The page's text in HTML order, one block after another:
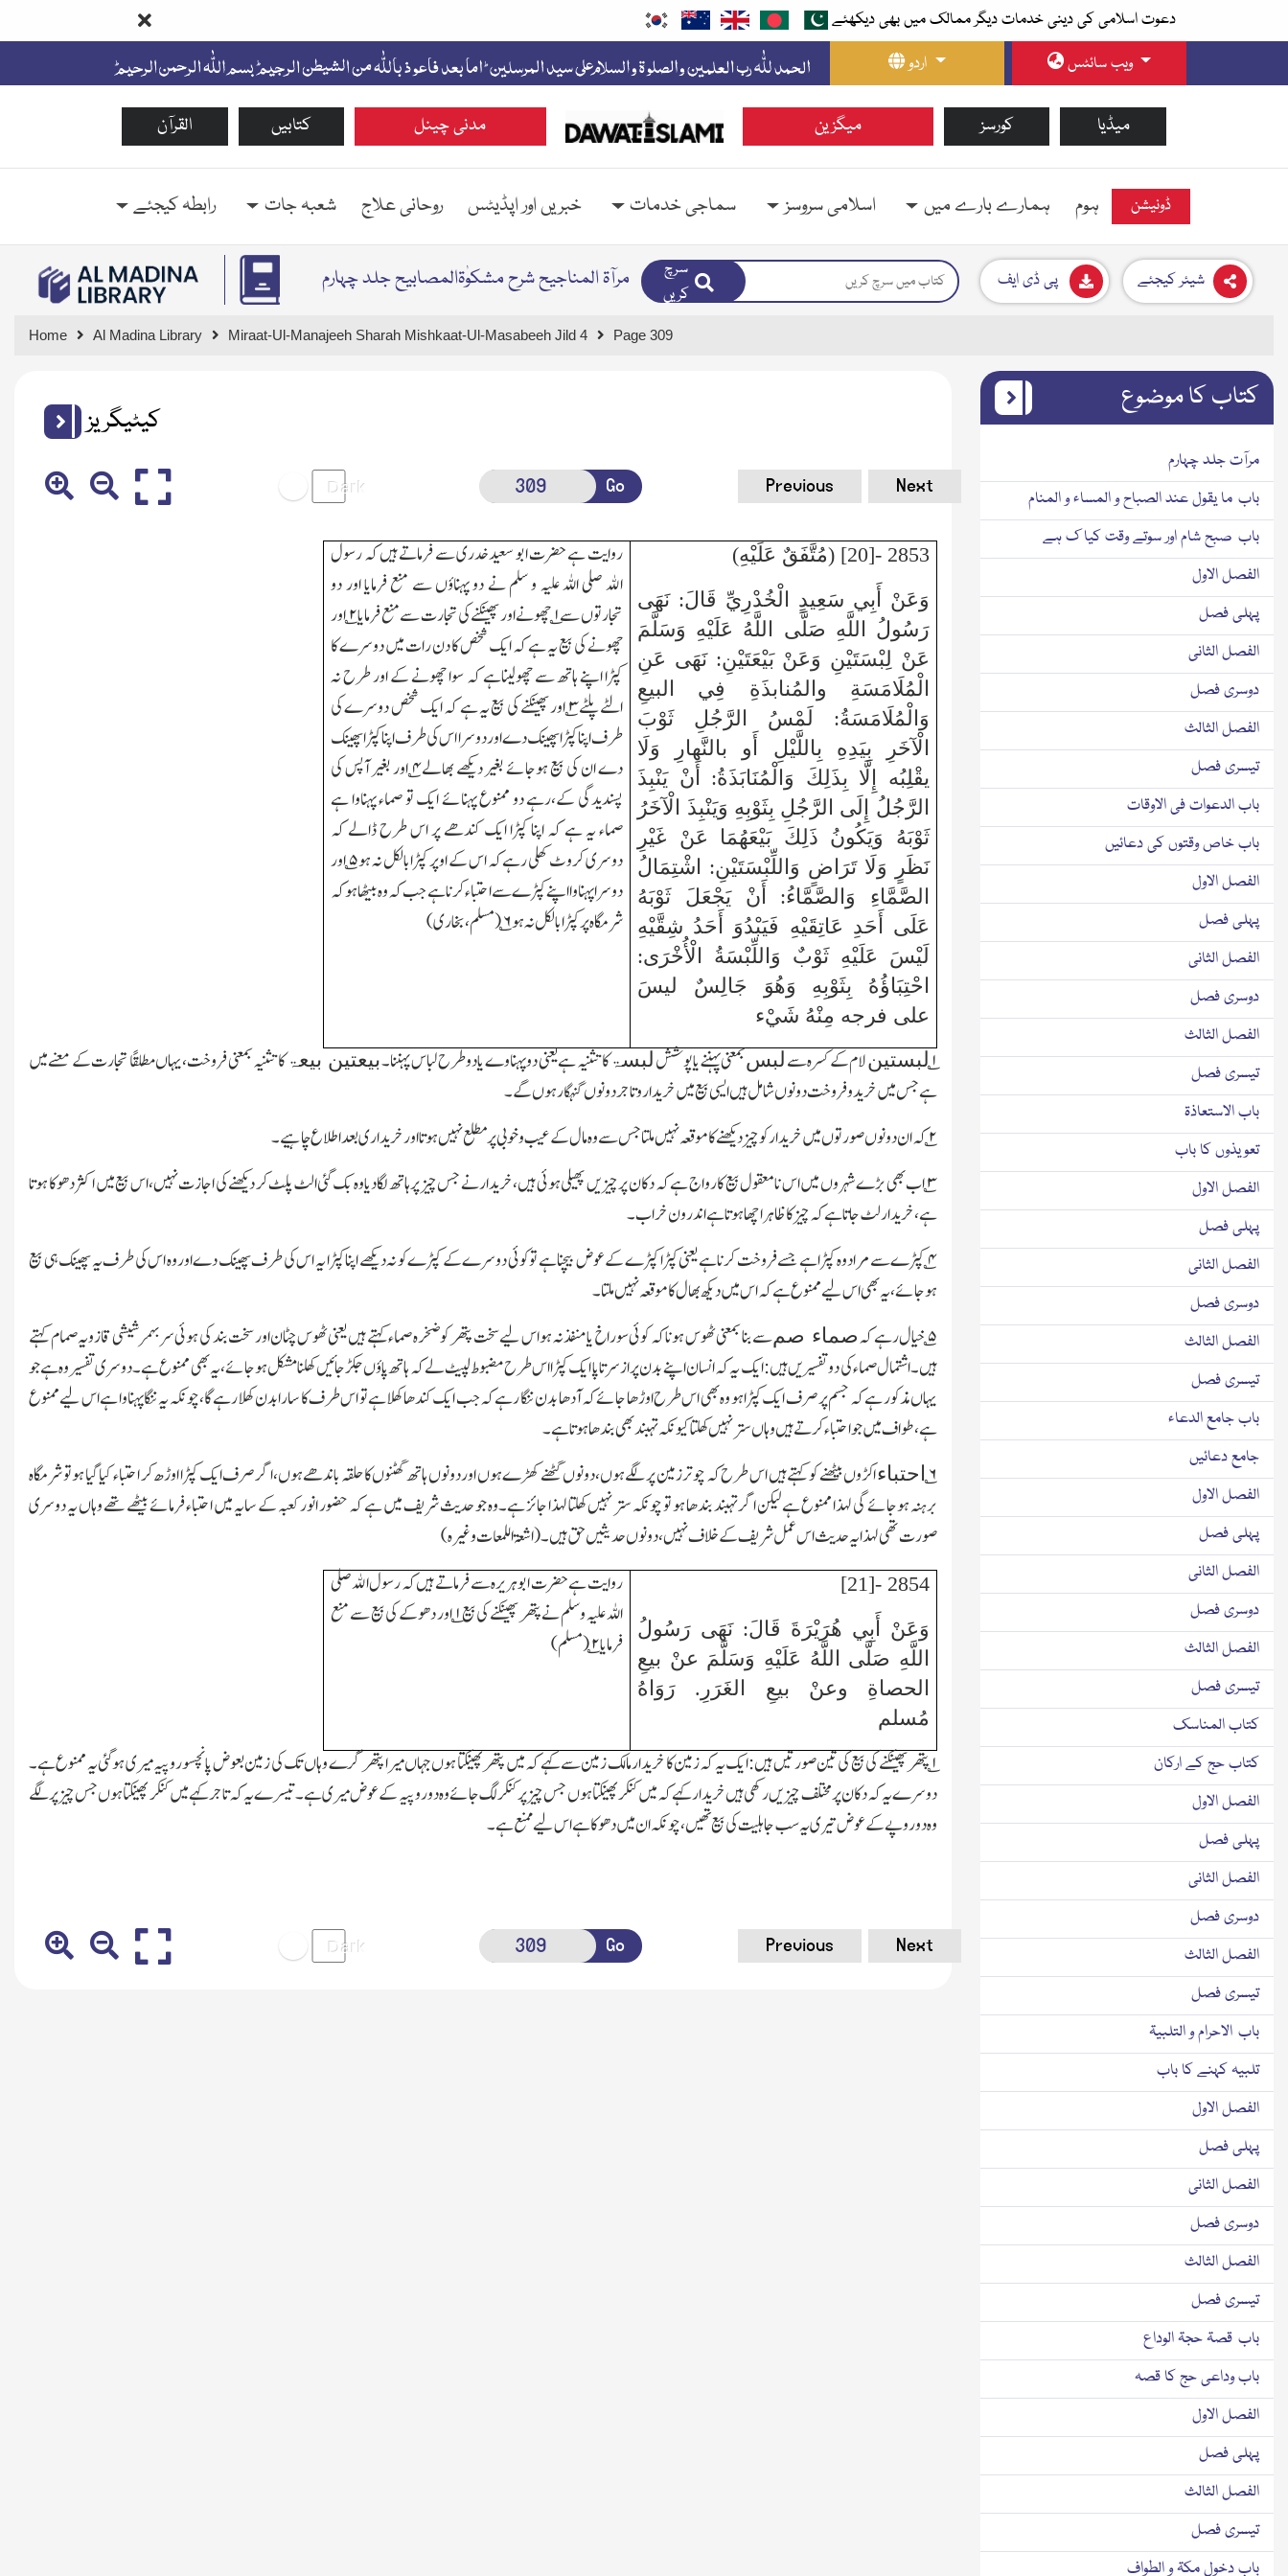
دعوت اسلامی کی دینی خدمات دیگر ممالک میں بھی دیکھئے
اردو
ویب سائٹس
القرآن کتابیں مدنی چینل میگزین کورسز میڈیا
ہوم ہمارے بارے میں اسلامی سروسز سماجی خدمات خبریں اور اپڈیٹس روحانی علاج شعبہ جات رابطہ کیجئے ڈونیشن
مرآۃ المناجیح شرح مشکوٰۃالمصابیح جلد چہارم
سرچ
کریں
پی ڈی ایف شیئر کیجئے
Home Al Madina Library Miraat-Ul-Manajeeh Sharah Mishkaat-Ul-Masabeeh Jild 4 Page 309
کیٹیگریز
Go Previous Next
2853 -[20] (مُتَّفَقٌ عَلَيْهِ)
وَعَنْ أَبِي سَعِيدٍ الْخُدْرِيِّ قَالَ: نَهَى
رَسُولُ اللَّهِ صَلَّى اللَّهُ عَلَيْهِ وَسَلَّمَ
عَنْ لِبْسَتَيْنِ وَعَنْ بَيْعَتَيْنِ: نَهَى عَنِ
الْمُلَامَسَةِ والمُنابذَةِ فِي البيعِ
وَالْمُلَامَسَةُ: لَمْسُ الرَّجُلِ ثَوْبَ
الْآخَرِ بِيَدِهِ بِاللَّيْلِ أَو بالنَّهارِ وَلَا
يقْلِبُه إِلَّا بِذَلِكَ وَالْمُنَابَذَةُ: أَنْ يَنْبِذَ
الرَّجُلُ إِلَى الرَّجُلِ بِثَوْبِهِ وَيَنْبِذَ الْآخَرُ
ثَوْبَهُ وَيَكُونُ ذَلِكَ بَيْعَهُمَا عَنْ غَيْرِ
نَظَرٍ وَلَا تَرَاضٍ وَاللِّبْسَتَيْنِ: اشْتِمَالُ
الصَّمَّاءِ وَالصَّمَّاءُ: أَنْ يَجْعَلَ ثَوْبَهُ
عَلَى أَحَدِ عَاتِقَيْهِ فَيَبْدُوَ أَحَدُ شِقَّيْهِ
لَيْسَ عَلَيْهِ ثَوْبٌ وَاللِّبْسَةُ الْأُخْرَى:
احْتِبَاؤُهُ بِثَوْبِهِ وَهُوَ جَالِسٌ ليسَ
على فرجه مِنْهُ شَيْء
روایت ہے حضرت ابو سعیدخدری سے فرماتے ہیں کہ رسول
اﷲ صلی اللہ علیہ و سلم نے دو پہناؤں سے منع فرمایا اور دو
تجارتوں سے۱؎ چھونے اور پھینکنے کی تجارت سے منع فرمایا۲؎ اور
چھونے کی بیع یہ ہے کہ ایک شخص کا دن رات میں دوسرے کا
کپڑا اپنے ہاتھ سے چھولیناہے کہ سوا چھونے کے اور طرح نہ
الٹے پلٹے۳؎ اور پھینکنے کی بیع یہ ہے کہ ایک شخص دوسرے کی
طرف اپنا کپڑا پھینک دے اور دوسرا اس کی طرف اپنا کپڑا پھینک
دے ان کی بیع ہوجائے بغیر دیکھے بھالے۴؎ اور بغیر آپس کی
پسندیدگی کے،رہے دو ممنوع پہنائے ایک تو صماء پہناوا ہے
صماء یہ ہے کہ اپنا کپڑا ایک کندھے پر اس طرح ڈالے کہ
دوسری کروٹ کھلی رہے کہ اس کے اوپر کپڑا بالکل نہ ہو۵؎ اور
دوسرا پہناوا اپنے کپڑے سے احتباءکرنا ہے جب کہ وہ بیٹھا ہو کہ
شرمگاہ پر کپڑا بالکل نہ ہو۶؎(مسلم،بخاری)
۱؎لبستینلام کے کسرہ سےلبسبمعنی پہننے یا پوششلبسۃکا تثنیہ ہے یعنی دو پہناوے یا دو طرح لباس پہننا۔بیعتین بیعۃکا تثنیہ بمعنی فروخت،یہاں مطلقًا تجارت کے معنے میں
ہے جس میںخریدو فروخت دونوں شامل ہیں ایسی بیع میں خریدار و تاجر دونوں گنہگار ہوں گے۔
۲؎ کہ ان دونوں صورتوں میں خریدار کو چیز دیکھنے کا موقعہ نہیں ملتا جس سے وہ مال کے عیب و خوبی پر مطلع نہیں ہوتا اور خریداری بعد اطلاع چاہیے۔
۳؎ اب بھی بڑے شہروں میں اس نامعقول بیع کا رواج ہے کہ دکان پر چیزیں پھیلی ہوئی ہیں،خریدار نے جس چیز پر ہاتھ لگادیا وہ بک گئی الٹ پلٹ کر دیکھنے کی اجازت نہیں،اس بیع میں اکثر دھوکا ہوتا
ہے،خریدار لٹ جاتا ہے کہ چیز کا ظاہر اچھا ہوتا ہے اندرون خراب۔
۴؎ کپڑے سے مراد وہ کپڑا ہے جسے فروخت کرنا ہے یعنی کپڑا کپڑے کے عوض بیچنا ہے تو کوئی دوسرے کے کپڑے کو نہ دیکھے اپنا کپڑا یہ اس کی طرف پھینک دے اوروہ اس کی طرف یہ پھینک ہی بیع
ہوجائے،یہ بھی اس لیے ممنوع ہےکہ اس میں دیکھ بھال کا موقعہ نہیں ملتا۔
۵؎ خیال رہے کہصماء صمسے بنا بمعنی ٹھوس ہونا کہ کوئی سوراخ یا منفذ نہ ہو اس لیے سخت پتھر کو ضخرہ صماء کہتے ہیں یعنی ٹھوس چٹان اور سخت بند کی ہوئی سر بہمر شیشی قازویہ صمام کہتے
ہیں۔اشتمال صماء کی دو تفسیریں ہیں: ایک یہ کہ انسان اپنے بدن پر از سرتاپا ایک کپڑا اس طرح مضبوط لپیٹ لے کہ ہاتھ پاؤں جکڑ جائیں کھلنا مشکل ہوجائے،یہ بھی ممنوع ہے۔ دوسری تفسیر وہ ہے جو
یہاں مذکور ہے کہ جسم پر صرف ایک کپڑا ہو وہ بھی اس طرح اوڑھا جائے کہ آدھا بدن ننگا رہے کہ جب ایک کندھا کھلا ہے تو اس طرف کا سارا بدن کھلا رہے گا،چونکہ یہ ننگا پہناوا ہے اس لیے ممنوع
ہے،طواف میں جو احتباءکرتے ہیں وہاں ستر نہیں کھلتا کیونکہ تہبند بھی بندھا ہوتا ہے۔
۶؎احتباءاکڑوں بیٹھنے کو کہتے ہیں اس طرح کہ چوتر زمین پر لگے ہوں،دونوں گھٹنے کھڑے ہوں اور دونوں ہاتھ گھٹنوں کا حلقہ باندھے ہوں،اگر صرف ایک کپڑا اوڑھ کر احتباء کیا گیا ہو تو شرمگاہ
برہنہ ہوجائے گی لہذا ممنوع ہے لیکن اگر تہبند بندھا ہو تو چونکہ ستر نہیں کھلتا لہذا جائز ہے۔وہ جو حدیث شریف میں ہے کہ حضور انور کعبہ کے سایہ میں احتباء فرمائے بیٹھے تھے وہاں یہ دوسری
صورت تھی لہذا یہ حدیث اس عمل شریف کے خلاف نہیں،دونوں حدیثیں حق ہیں۔(اشعۃ اللمعات وغیرہ)
2854 -[21]
وَعَنْ أَبِي هُرَيْرَةَ قَالَ: نَهَى رَسُولُ
اللَّهِ صَلَّى اللَّهُ عَلَيْهِ وَسَلَّمَ عنْ بيعِ
الحصاةِ وعنْ بيعِ الغَرَرِ. رَوَاهُ
مُسلم
روایت ہے حضرت ابوہریرہ سے فرماتے ہیں کہ رسول اﷲ صلی
اللہ علیہ و سلم نے پتھر پھینکنے کی بیع۱؎ اور دھوکے کی بیع سے منع
فرمایا۲؎ (مسلم)
۱؎پتھرپھینکنے کی بیع کی تین صورتیں ہیں:ایک یہ کہ زمین کا خریدار مالکزمین سے کہے کہ میں پتھر پھینکتا ہوں جہاں میرا پتھر گرے وہاں تک کی زمین بعوض پانچسو روپیہ میری ہوگئی یہ ممنوع ہے۔
دوسرے یہ کہ دکان پر مختلف چیزیں رکھی ہیں خریدار کہے کہ میں کنکر پھینکتا ہوں جس چیز پر کنکر لگ جائے وہ دو روپیہ کے عوض میری ہے۔تیسرے یہ کہ تاجر کہے میں کنکر پھینکتا ہوں جس چیز پر لگے
وہ دو روپے کے عوض تیری یہ سب جاہلیت کی بیع تھیں،چونکہ ان میں دھوکا ہے اس لیے ممنع ہے۔
Go Previous Next
کتاب کا موضوع
مرآت جلد چہارم
باب ما یقول عند الصباح و المساء و المنام
باب صبح شام اور سوتے وقت کیا ک ہے
الفصل الاول
پہلی فصل
الفصل الثانی
دوسری فصل
الفصل الثالث
تیسری فصل
باب الدعوات فی الاوقات
باب خاص وقتوں کی دعائیں
الفصل الاول
پہلی فصل
الفصل الثانی
دوسری فصل
الفصل الثالث
تیسری فصل
باب الاستعاذۃ
تعویذوں کا باب
الفصل الاول
پہلی فصل
الفصل الثانی
دوسری فصل
الفصل الثالث
تیسری فصل
باب جامع الدعاء
جامع دعائیں
الفصل الاول
پہلی فصل
الفصل الثانی
دوسری فصل
الفصل الثالث
تیسری فصل
کتاب المناسک
کتاب حج کے ارکان
الفصل الاول
پہلی فصل
الفصل الثانی
دوسری فصل
الفصل الثالث
تیسری فصل
باب الاحرام و التلبیۃ
تلبیہ کہنے کا باب
الفصل الاول
پہلی فصل
الفصل الثانی
دوسری فصل
الفصل الثالث
تیسری فصل
باب قصۃ حجۃ الوداع
باب وداعی حج کا قصہ
الفصل الاول
پہلی فصل
الفصل الثالث
تیسری فصل
باب دخول مکۃ و الطواف